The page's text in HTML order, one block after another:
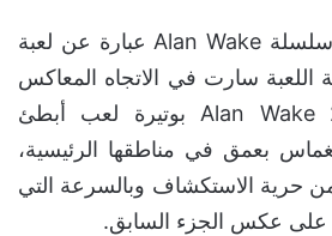
كان الجزء الأول من سلسلة Alan Wake عبارة عن لعبة
اللعبة سارت في الاتجاه المعاكس
تمامًا، حيث تتميز Alan Wake 2 بوتيرة لعب أبطئ
بعمق في مناطقها الرئيسية،
حرية الاستكشاف وبالسرعة التي
على عكس الجزء السابق.